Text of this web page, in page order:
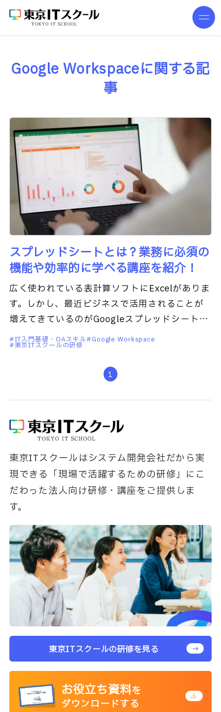
Google Workspaceに関する記
事
スプレッドシートとは？業務に必須の
機能や効率的に学べる講座を紹介！
広く使われている表計算ソフトにExcelがありま
す。しかし、最近ビジネスで活用されることが
増えてきているのがGoogleスプレッドシート
（以下スプレッドシート）です。スプレッドシ
ートとは、Exce
IT入門基礎・OAスキル Google Workspace
東京ITスクールの研修
1
東京ITスクールはシステム開発会社だから実
現できる「現場で活躍するための研修」にこ
だわった法人向け研修・講座をご提供しま
す。
東京ITスクールの研修を見る
お役立ち資料を
ダウンロードする